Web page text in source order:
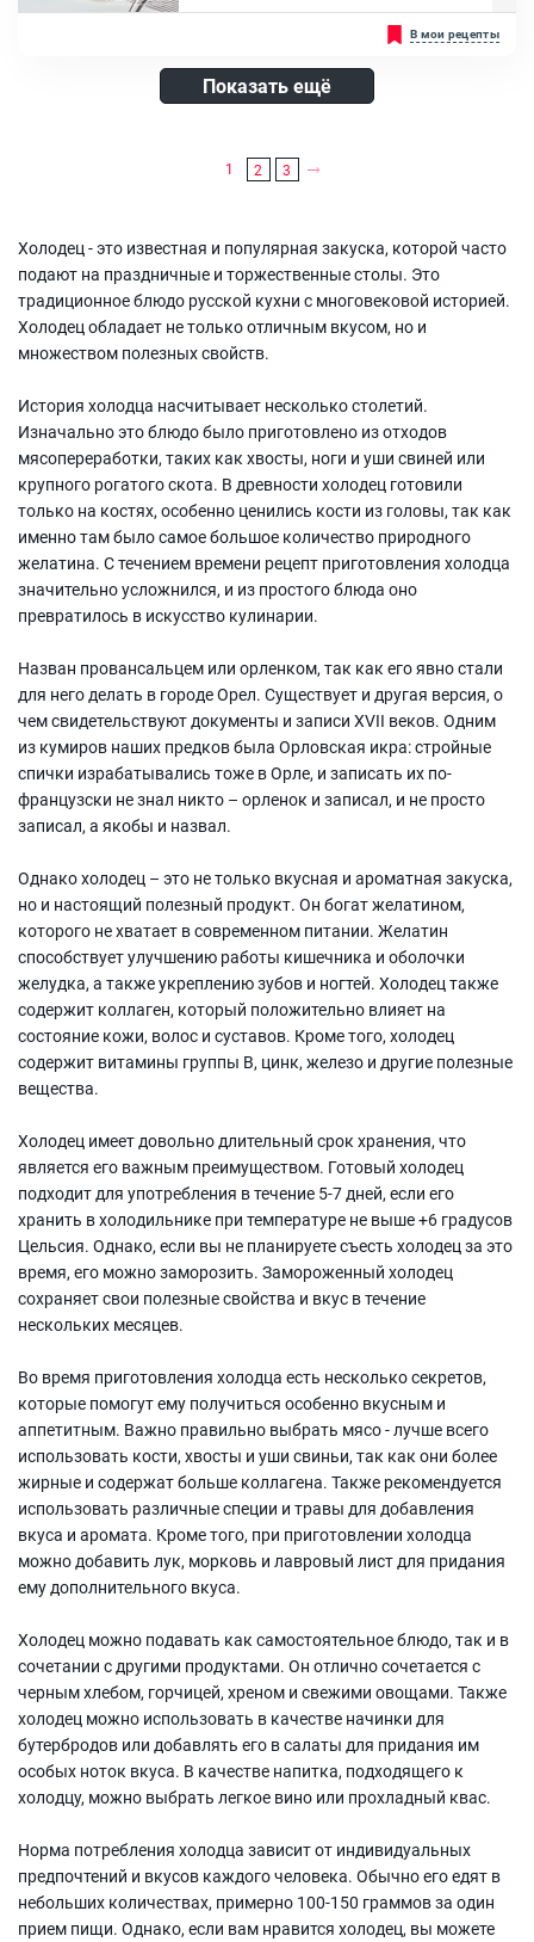
Куриные крылья, Куриное бедро, Куриная голень, Куриные шеи,
Морковь , Лук репчатый, Консервированный горошек, Хрен
На российских застольях подавать холодец принято с острыми
соусами: хреном, аджикой или горчицей, которые должны
находиться в небольшом блюдце или соуснице. Также перед
подачей холодец можно украсить веточками укропа и петрушки,
добавить отваренную морковь, зеленый горошек и яйцо,
В мои рецепты
Показать ещё
1 2 3
Холодец - это известная и популярная закуска, которой часто
подают на праздничные и торжественные столы. Это
традиционное блюдо русской кухни с многовековой историей.
Холодец обладает не только отличным вкусом, но и
множеством полезных свойств.
История холодца насчитывает несколько столетий.
Изначально это блюдо было приготовлено из отходов
мясопереработки, таких как хвосты, ноги и уши свиней или
крупного рогатого скота. В древности холодец готовили
только на костях, особенно ценились кости из головы, так как
именно там было самое большое количество природного
желатина. С течением времени рецепт приготовления холодца
значительно усложнился, и из простого блюда оно
превратилось в искусство кулинарии.
Назван провансальцем или орленком, так как его явно стали
для него делать в городе Орел. Существует и другая версия, о
чем свидетельствуют документы и записи XVII веков. Одним
из кумиров наших предков была Орловская икра: стройные
спички израбатывались тоже в Орле, и записать их по-
французски не знал никто – орленок и записал, и не просто
записал, а якобы и назвал.
Однако холодец – это не только вкусная и ароматная закуска,
но и настоящий полезный продукт. Он богат желатином,
которого не хватает в современном питании. Желатин
способствует улучшению работы кишечника и оболочки
желудка, а также укреплению зубов и ногтей. Холодец также
содержит коллаген, который положительно влияет на
состояние кожи, волос и суставов. Кроме того, холодец
содержит витамины группы В, цинк, железо и другие полезные
вещества.
Холодец имеет довольно длительный срок хранения, что
является его важным преимуществом. Готовый холодец
подходит для употребления в течение 5-7 дней, если его
хранить в холодильнике при температуре не выше +6 градусов
Цельсия. Однако, если вы не планируете съесть холодец за это
время, его можно заморозить. Замороженный холодец
сохраняет свои полезные свойства и вкус в течение
нескольких месяцев.
Во время приготовления холодца есть несколько секретов,
которые помогут ему получиться особенно вкусным и
аппетитным. Важно правильно выбрать мясо - лучше всего
использовать кости, хвосты и уши свиньи, так как они более
жирные и содержат больше коллагена. Также рекомендуется
использовать различные специи и травы для добавления
вкуса и аромата. Кроме того, при приготовлении холодца
можно добавить лук, морковь и лавровый лист для придания
ему дополнительного вкуса.
Холодец можно подавать как самостоятельное блюдо, так и в
сочетании с другими продуктами. Он отлично сочетается с
черным хлебом, горчицей, хреном и свежими овощами. Также
холодец можно использовать в качестве начинки для
бутербродов или добавлять его в салаты для придания им
особых ноток вкуса. В качестве напитка, подходящего к
холодцу, можно выбрать легкое вино или прохладный квас.
Норма потребления холодца зависит от индивидуальных
предпочтений и вкусов каждого человека. Обычно его едят в
небольших количествах, примерно 100-150 граммов за один
прием пищи. Однако, если вам нравится холодец, вы можете